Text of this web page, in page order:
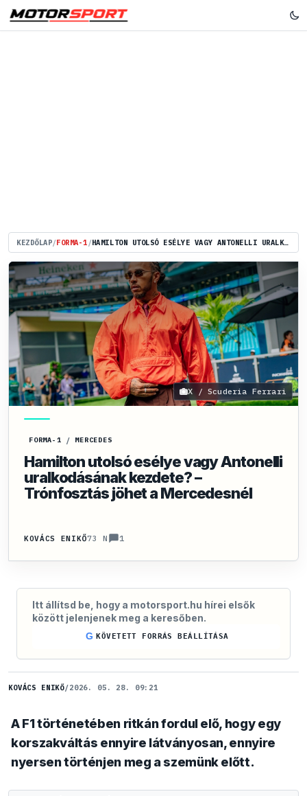
KEZDŐLAP/FORMA-1/ HAMILTON UTOLSÓ ESÉLYE VAGY ANTONELLI URALKODÁSÁNAK KEZDETE? – TRÓNFOSZTÁS JÖHET A MERCEDESNÉL
X / Scuderia Ferrari
FORMA-1 / MERCEDES
Hamilton utolsó esélye vagy Antonelli
uralkodásának kezdete? –
Trónfosztás jöhet a Mercedesnél
KOVÁCS ENIKŐ73 N 1
Itt állítsd be, hogy a motorsport.hu hírei elsők
között jelenjenek meg a keresőben.
G KÖVETETT FORRÁS BEÁLLÍTÁSA
KOVÁCS ENIKŐ/2026. 05. 28. 09:21
A F1 történetében ritkán fordul elő, hogy egy
korszakváltás ennyire látványosan, ennyire
nyersen történjen meg a szemünk előtt.